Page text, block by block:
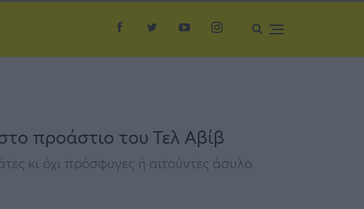
προάστιο του Τελ Αβίβ
κι όχι πρόσφυγες ή αιτούντες άσυλο